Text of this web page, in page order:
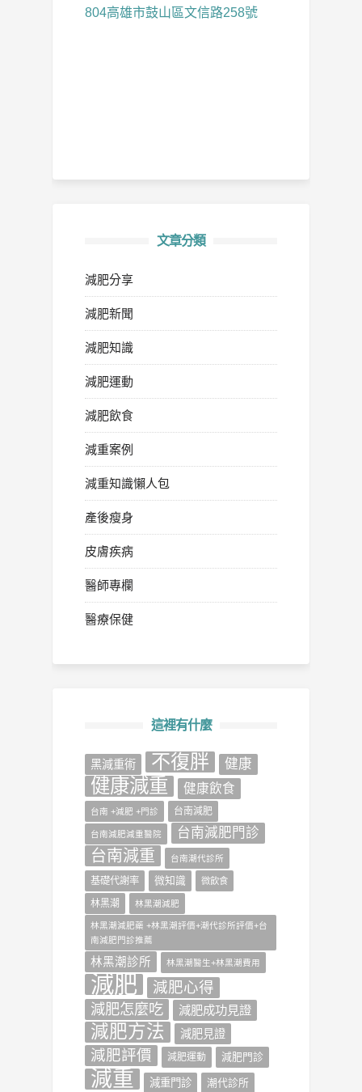
804高雄市鼓山區文信路258號
文章分類
減肥分享
減肥新聞
減肥知識
減肥運動
減肥飲食
減重案例
減重知識懶人包
產後瘦身
皮膚疾病
醫師專欄
醫療保健
這裡有什麼
‎黑減重術‬ 不復胖 健康
健康減重 健康飲食
台南 +減肥 +門診 台南減肥
台南減肥減重醫院 台南減肥門診
台南減重 台南潮代診所
基礎代謝率 微知識 微飲食
林黑潮 林黑潮減肥
林黑潮減肥藥 +林黑潮評價+潮代診所評價+台
南減肥門診推薦
林黑潮診所 林黑潮醫生+林黑潮費用
減肥
減肥心得
減肥怎麼吃
減肥成功見證
減肥方法 減肥見證
減肥評價 減肥運動 減肥門診
減重 減重門診 潮代診所